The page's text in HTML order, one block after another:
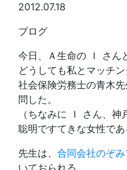
2012.07.18
ブログ
今日、Ａ生命の Ｉ さん
どうしても私とマッチ
社会保険労務士の青木
問した。
（ちなみに Ｉ さん、
聡明ですてきな女性であ
先生は、 合同会社のぞ